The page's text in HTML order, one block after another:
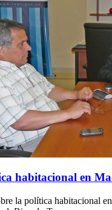
habitacional en
la política habitacional